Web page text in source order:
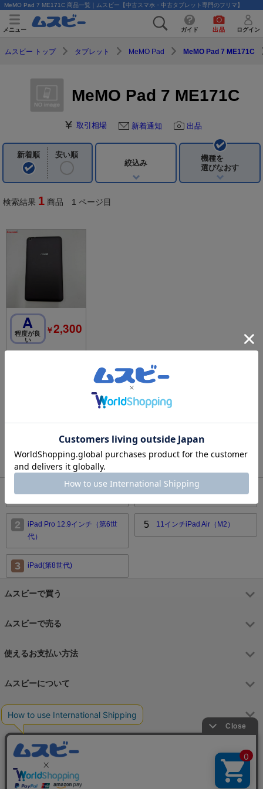
MeMO Pad 7 ME171C 商品一覧｜ムスビー【中古スマホ・中古タブレット専門のフリマ】
メニュー ガイド 出品 ログイン
ムスビー トップ タブレット MeMO Pad MeMO Pad 7 ME171C
MeMO Pad 7 ME171C
取引相場 新着通知 出品
新着順
安い順
絞込み
機種を
選びなおす
検索結果 1 商品 1 ページ目
A
程度が良
い
￥2,300
検索結果1商品 1 ページ目
1
タブレットのリアルタイムランキング
1 iPad(第9世代)
2
iPad Pro 12.9インチ（第6世
代）
3 iPad(第8世代)
4 iPad(A16)
5 11インチiPad Air（M2）
ムスビーで買う
ムスビーで売る
使えるお支払い方法
ムスビーについて
運営会社
月～金 9:00～17:00（土日祝祭日はお休み）